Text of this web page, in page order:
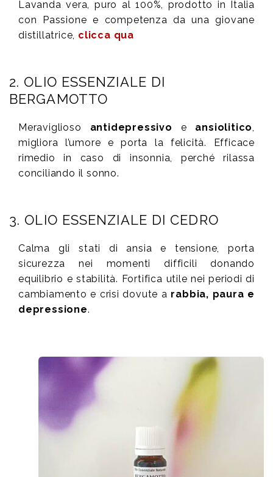
Lavanda vera, puro al 100%, prodotto in Italia
con Passione e competenza da una giovane
distillatrice, clicca qua
2. OLIO ESSENZIALE DI
BERGAMOTTO
Meraviglioso antidepressivo e ansiolitico,
migliora l’umore e porta la felicità. Efficace
rimedio in caso di insonnia, perché rilassa
conciliando il sonno.
3. OLIO ESSENZIALE DI CEDRO
Calma gli stati di ansia e tensione, porta
sicurezza nei momenti difficili donando
equilibrio e stabilità. Fortifica utile nei periodi di
cambiamento e crisi dovute a rabbia, paura e
depressione.